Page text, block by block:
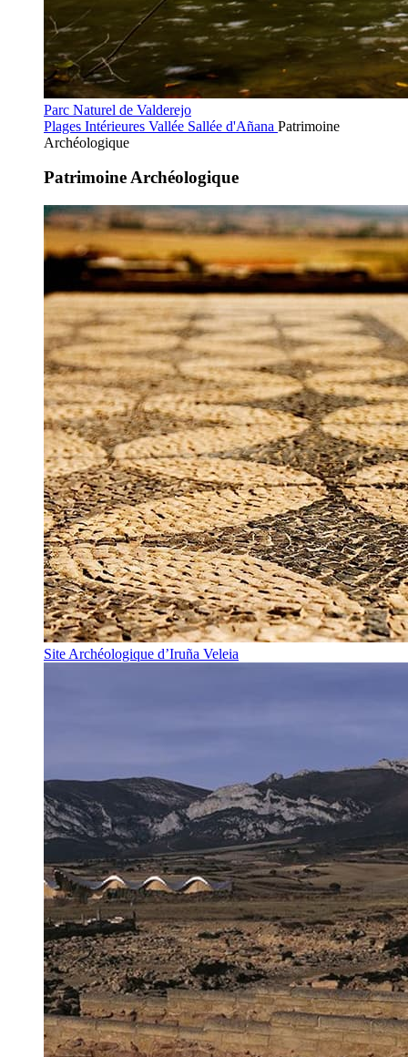
Parc Naturel de Valderejo
Plages Intérieures Vallée Sallée d'Añana Patrimoine
Archéologique
Patrimoine Archéologique
Site Archéologique d’Iruña Veleia